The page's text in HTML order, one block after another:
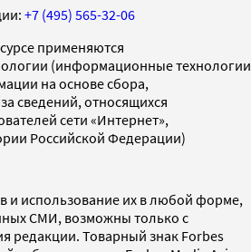
+7 (495) 565-32-06
применяются
(информационные технологии
на основе сбора,
сведений, относящихся
сети «Интернет»,
Российской Федерации)
и использование их в любой форме,
СМИ, возможны только с
редакции. Товарный знак Forbes